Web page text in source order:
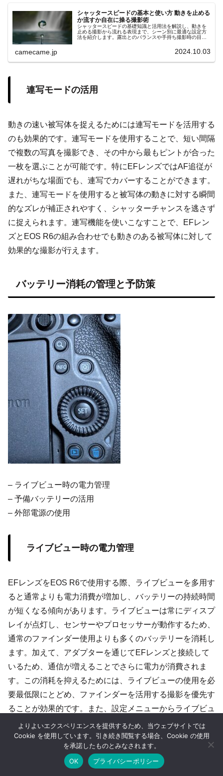
シャッタースピードの基本と使い方 動きを止める
か流すか自在に操る撮影術
シャッタースピードの基礎知識と活用法を解説し、動きを
止める撮影から流れる表現まで、シーン別に最適な設定方
法を紹介します。露出とのバランスや手持ち撮影時の目安
camecame.jp 2024.10.03
連写モードの活用
動きの速い被写体を捉えるためには連写モードを活用する
のも効果的です。連写モードを使用することで、短い間隔
で複数の写真を撮影でき、その中から最もピントが合った
一枚を選ぶことが可能です。特にEFレンズではAF追従が
遅れがちな場面でも、連写でカバーすることができます。
また、連写モードを使用すると被写体の動きに対する瞬間
的なズレが補正されやすく、シャッターチャンスを逃さず
に捉えられます。連写機能を使いこなすことで、EFレン
ズとEOS R6の組み合わせでも動きのある被写体に対して
効果的な撮影が行えます。
バッテリー消耗の管理と予防策
– ライブビュー時の電力管理
– 予備バッテリーの活用
– 外部電源の使用
ライブビュー時の電力管理
EFレンズをEOS R6で使用する際、ライブビューを多用す
ると通常よりも電力消費が増加し、バッテリーの持続時間
が短くなる傾向があります。ライブビューは常にディスプ
レイが点灯し、センサーやプロセッサーが動作するため、
通常のファインダー使用よりも多くのバッテリーを消耗し
ます。加えて、アダプターを通じてEFレンズと接続して
いるため、通信が増えることでさらに電力が消費されま
す。この消耗を抑えるためには、ライブビューの使用を必
要最低限にとどめ、ファインダーを活用する撮影を優先す
ることが効果的です。また、設定メニューからライブビュ
ーの明るさを調整することで、電力消費を抑えることも可
能です。外出先での長時間撮影を予定している場合、電池
消耗が進んで撮影途中にバッテリーが切れるリスクを防ぐ
ために、ライブビューの使用頻度を抑えた撮影スタイルが
シェア 目次へ トップ
よりよいエクスペリエンスを提供するため、当ウェブサイトでは
Cookie を使用しています。引き続き閲覧する場合、Cookie の使用
を承諾したものとみなされます。
OK
プライバシーポリシー